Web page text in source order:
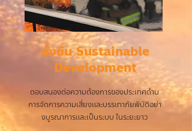
ยั่งยืน Sustainable
Development
ตอบสนองต่อความต้องการของประเทศด้าน
การจัดการความเสี่ยงและบรรเทาภัยพิบัติอย่า
งบูรณาการและเป็นระบบ ในระยะยาว